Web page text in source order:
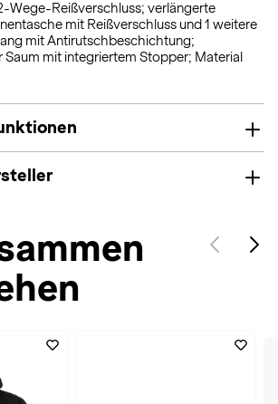
Wege-Reißverschluss; verlängerte
mit Reißverschluss und 1 weitere
mit Antirutschbeschichtung;
mit integriertem Stopper; Material